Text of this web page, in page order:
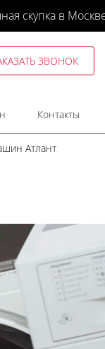
скупка в
ЗВОНОК
Контакты
Атлант